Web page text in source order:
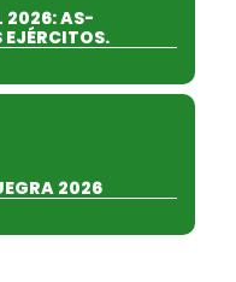
2026: AS-
2026